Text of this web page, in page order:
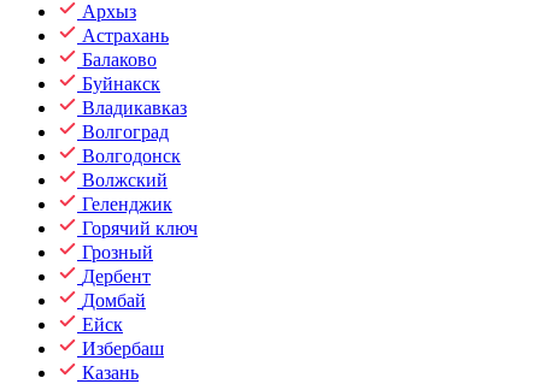
Архыз
Астрахань
Балаково
Буйнакск
Владикавказ
Волгоград
Волгодонск
Волжский
Геленджик
Горячий ключ
Грозный
Дербент
Домбай
Ейск
Избербаш
Казань